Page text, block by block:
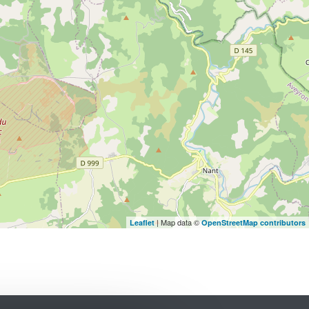
Leaflet | Map data © OpenStreetMap contributors